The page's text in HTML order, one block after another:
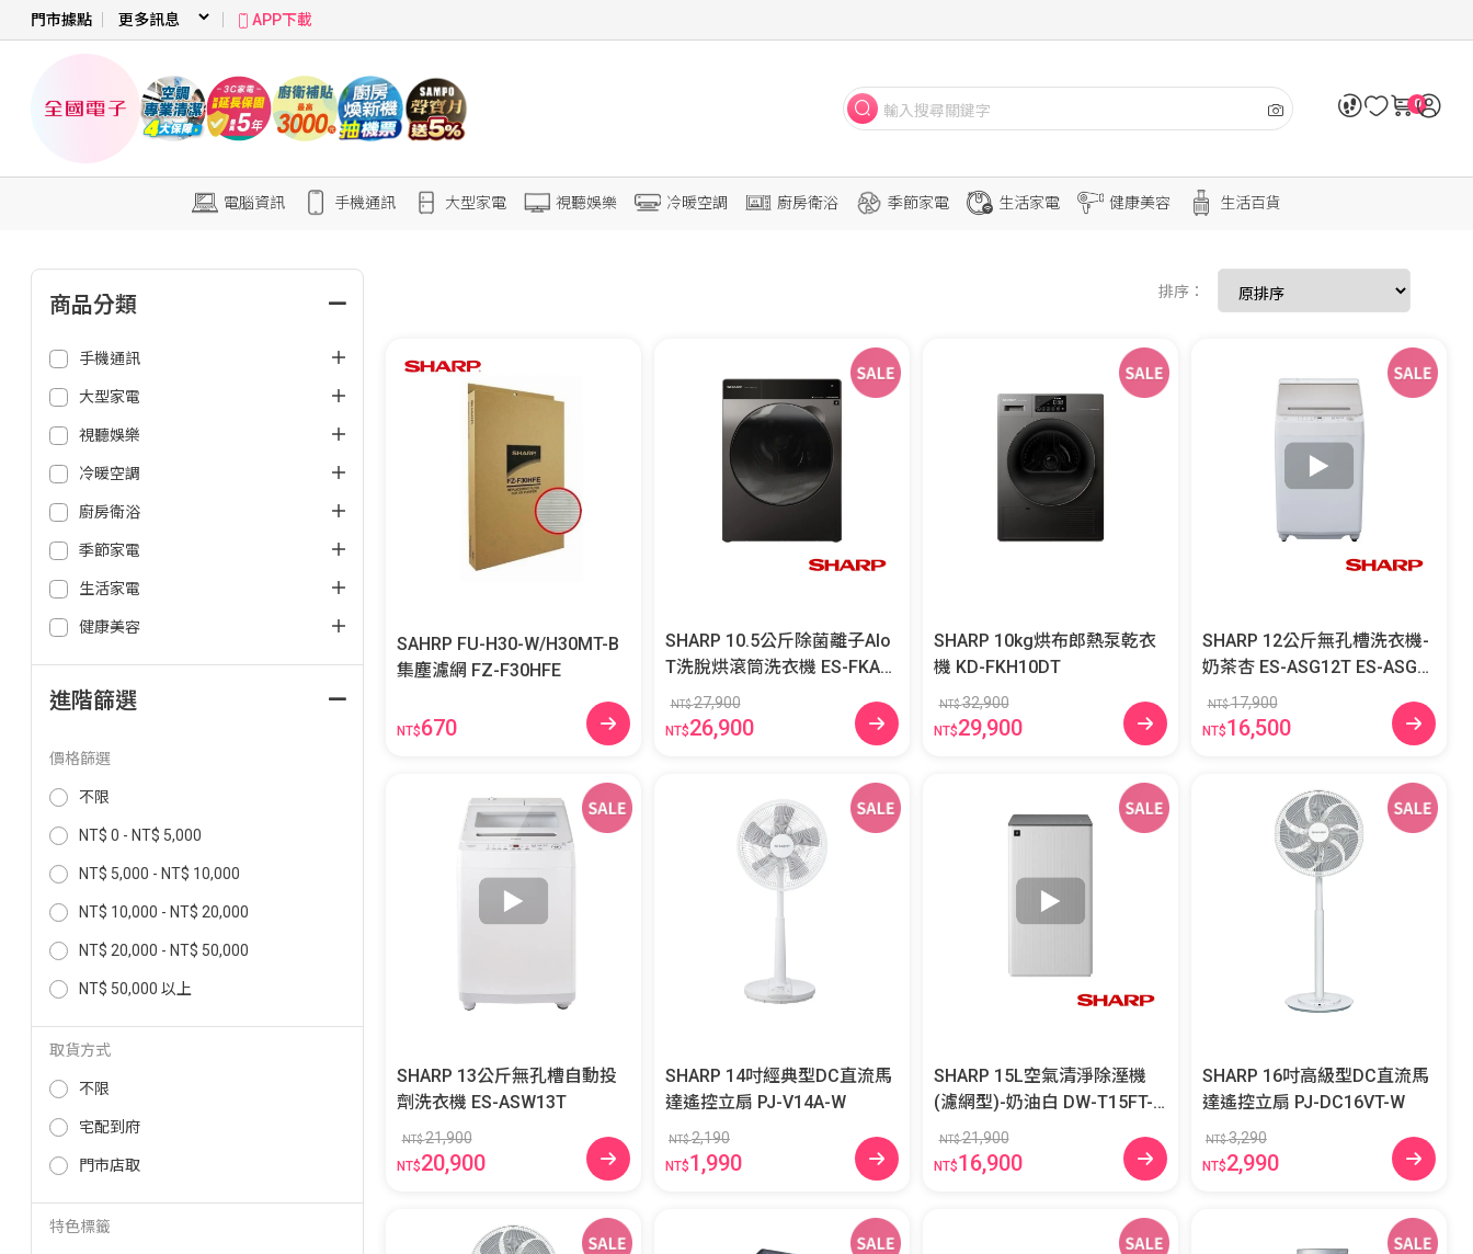
門市據點 APP下載
0
電腦資訊 手機通訊 大型家電 視聽娛樂 冷暖空調 廚房衛浴 季節家電 生活家電 健康美容 生活百貨
商品分類
手機通訊
大型家電
視聽娛樂
冷暖空調
廚房衛浴
季節家電
生活家電
健康美容
進階篩選
價格篩選
不限
NT$ 0 - NT$ 5,000
NT$ 5,000 - NT$ 10,000
NT$ 10,000 - NT$ 20,000
NT$ 20,000 - NT$ 50,000
NT$ 50,000 以上
取貨方式
不限
宅配到府
門市店取
特色標籤
排序：
SAHRP FU-H30-W/H30MT-B
集塵濾網 FZ-F30HFE
NT$670
SHARP 10.5公斤除菌離子AIo
T洗脫烘滾筒洗衣機 ES-FKA1
05WDT
NT$27,900
NT$26,900
SHARP 10kg烘布郎熱泵乾衣
機 KD-FKH10DT
NT$32,900
NT$29,900
SHARP 12公斤無孔槽洗衣機-
奶茶杏 ES-ASG12T ES-ASG1
NT$17,900
NT$16,500
SHARP 13公斤無孔槽自動投
劑洗衣機 ES-ASW13T
NT$21,900
NT$20,900
SHARP 14吋經典型DC直流馬
達遙控立扇 PJ-V14A-W
NT$2,190
NT$1,990
SHARP 15L空氣清淨除溼機
(濾網型)-奶油白 DW-T15FT-
NT$21,900
NT$16,900
SHARP 16吋高級型DC直流馬
達遙控立扇 PJ-DC16VT-W
NT$3,290
NT$2,990